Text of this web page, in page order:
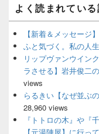
ン
サ
イ
バ
ィ
ェ
よく読まれてい
【新着＆メッセージ
ふと気づく。私の人
リップヴァンウイン
ラさせる】岩井俊二
views
らるきい【なぜ並ぶ
28,960 views
『トトロの木』や『